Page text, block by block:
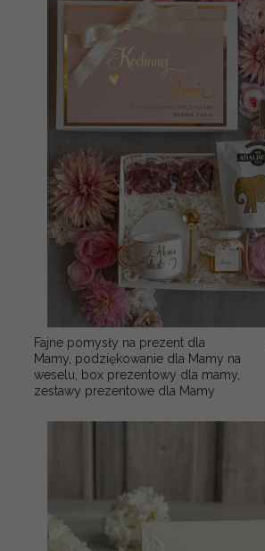
Fajne pomysły na prezent dla
Mamy, podziękowanie dla Mamy na
weselu, box prezentowy dla mamy,
zestawy prezentowe dla Mamy